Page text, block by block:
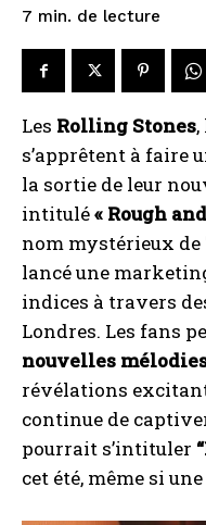
7 min. de lecture
Les Rolling Stones
s’apprêtent à faire
la sortie de leur
intitulé« Rough
nom mystérieux de
lancé une
indices à travers
Londres. Les fans
nouvelles
révélations
continue de
pourrait s’intituler
cet été, même si